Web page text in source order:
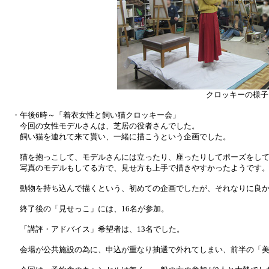
クロッキーの様子
・午後6時～「着衣女性と飼い猫クロッキー会」
今回の女性モデルさんは、芝居の役者さんでした。
飼い猫を連れて来て貰い、一緒に描こうという企画でした。
猫を抱っこして、モデルさんには立ったり、座ったりしてポーズをし
写真のモデルもしてる方で、見せ方も上手で描きやすかったようです。
動物を持ち込んで描くという、初めての企画でしたが、それなりに良
終了後の「見せっこ」には、16名が参加。
「講評・アドバイス」希望者は、13名でした。
会場が公共施設の為に、申込が重なり抽選で外れてしまい、前半の「